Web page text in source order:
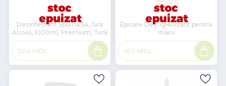
Dezinfectant Spuma S4, fara
Alcool, 1000ml, Premium, Tork
324 MDL
Citește
mai
mult
Epicare Des, igienizant pentru
maini
160 MDL
Citește
mai
mult